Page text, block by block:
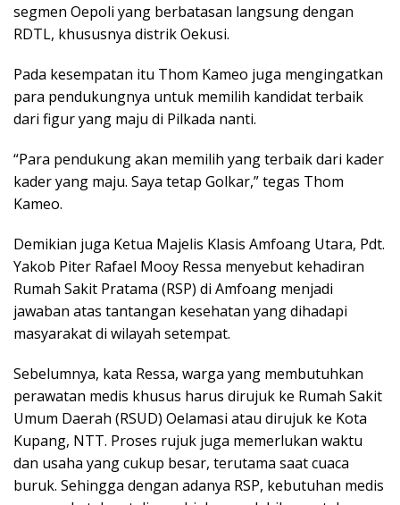
segmen Oepoli yang berbatasan langsung dengan
RDTL, khususnya distrik Oekusi.
Pada kesempatan itu Thom Kameo juga mengingatkan
para pendukungnya untuk memilih kandidat terbaik
dari figur yang maju di Pilkada nanti.
“Para pendukung akan memilih yang terbaik dari kader
kader yang maju. Saya tetap Golkar,” tegas Thom
Kameo.
Demikian juga Ketua Majelis Klasis Amfoang Utara, Pdt.
Yakob Piter Rafael Mooy Ressa menyebut kehadiran
Rumah Sakit Pratama (RSP) di Amfoang menjadi
jawaban atas tantangan kesehatan yang dihadapi
masyarakat di wilayah setempat.
Sebelumnya, kata Ressa, warga yang membutuhkan
perawatan medis khusus harus dirujuk ke Rumah Sakit
Umum Daerah (RSUD) Oelamasi atau dirujuk ke Kota
Kupang, NTT. Proses rujuk juga memerlukan waktu
dan usaha yang cukup besar, terutama saat cuaca
buruk. Sehingga dengan adanya RSP, kebutuhan medis